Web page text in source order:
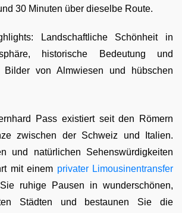
30 Minuten über dieselbe Route.
Landschaftliche Schönheit in
historische Bedeutung und
Bilder von Almwiesen und hübschen
Pass existiert seit den Römern
zwischen der Schweiz und Italien.
und natürlichen Sehenswürdigkeiten
mit einem privater Limousinentransfer
ruhige Pausen in wunderschönen,
Städten und bestaunen Sie die